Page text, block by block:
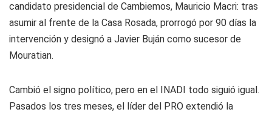
candidato presidencial de Cambiemos, Mauricio Macri: tras
asumir al frente de la Casa Rosada, prorrogó por 90 días la
intervención y designó a Javier Buján como sucesor de
Mouratian.
Cambió el signo político, pero en el INADI todo siguió igual.
Pasados los tres meses, el líder del PRO extendió la